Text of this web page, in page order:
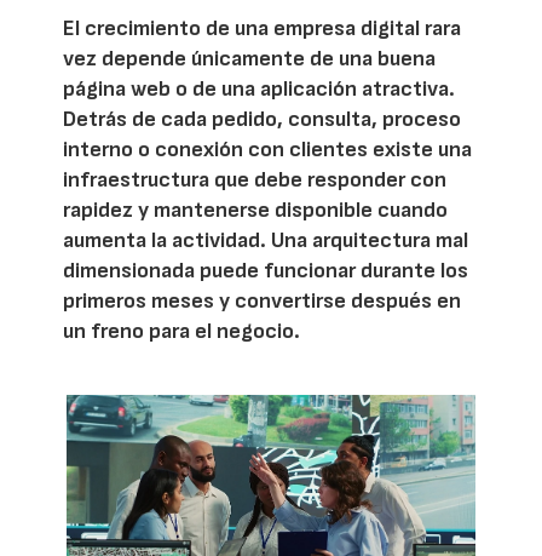
El crecimiento de una empresa digital rara
vez depende únicamente de una buena
página web o de una aplicación atractiva.
Detrás de cada pedido, consulta, proceso
interno o conexión con clientes existe una
infraestructura que debe responder con
rapidez y mantenerse disponible cuando
aumenta la actividad. Una arquitectura mal
dimensionada puede funcionar durante los
primeros meses y convertirse después en
un freno para el negocio.